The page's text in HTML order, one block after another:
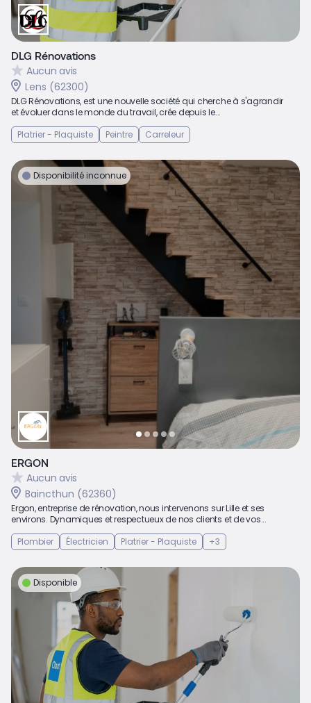
DLG Rénovations
Aucun avis
Lens (62300)
DLG Rénovations, est une nouvelle société qui cherche à s'agrandir
et évoluer dans le monde du travail, crée depuis le...
Platrier - Plaquiste
Peintre Carreleur
Disponibilité inconnue
ERGON
Aucun avis
Baincthun (62360)
Ergon, entreprise de rénovation, nous intervenons sur Lille et ses
environs. Dynamiques et respectueux de nos clients et de vos...
Plombier
Électricien Platrier - Plaquiste +3
Disponible